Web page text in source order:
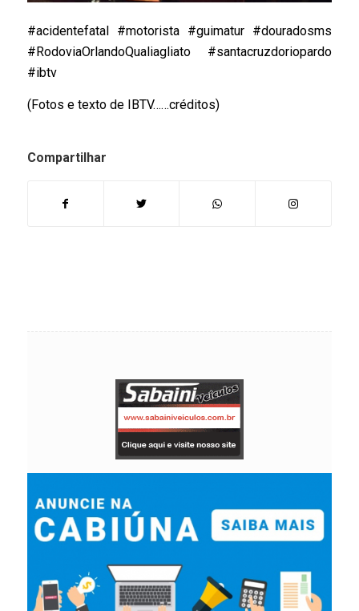
#acidentefatal #motorista #guimatur #douradosms
#RodoviaOrlandoQualiagliato #santacruzdoriopardo
#ibtv
(Fotos e texto de IBTV……créditos)
Compartilhar